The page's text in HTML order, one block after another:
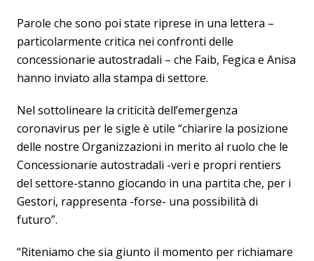
Parole che sono poi state riprese in una lettera –
particolarmente critica nei confronti delle
concessionarie autostradali – che Faib, Fegica e Anisa
hanno inviato alla stampa di settore.
Nel sottolineare la criticità dell’emergenza
coronavirus per le sigle è utile “chiarire la posizione
delle nostre Organizzazioni in merito al ruolo che le
Concessionarie autostradali -veri e propri rentiers
del settore-stanno giocando in una partita che, per i
Gestori, rappresenta -forse- una possibilità di
futuro”.
“Riteniamo che sia giunto il momento per richiamare